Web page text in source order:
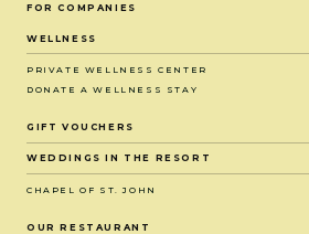
FOR COMPANIES
WELLNESS
PRIVATE WELLNESS CENTER
DONATE A WELLNESS STAY
GIFT VOUCHERS
WEDDINGS IN THE RESORT
CHAPEL OF ST. JOHN
OUR RESTAURANT